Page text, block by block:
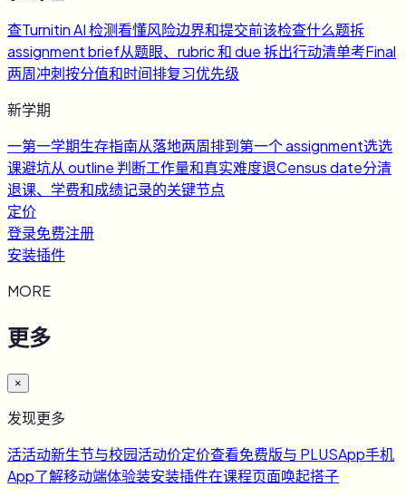
查Turnitin AI 检测看懂风险边界和提交前该检查什么题拆
assignment brief从题眼、rubric 和 due 拆出行动清单考Final
两周冲刺按分值和时间排复习优先级
新学期
一第一学期生存指南从落地两周排到第一个 assignment选选
课避坑从 outline 判断工作量和真实难度退Census date分清
退课、学费和成绩记录的关键节点
定价
登录免费注册
安装插件
MORE
更多
×
发现更多
活活动新生节与校园活动价定价查看免费版与 PLUSApp手机
App了解移动端体验装安装插件在课程页面唤起搭子